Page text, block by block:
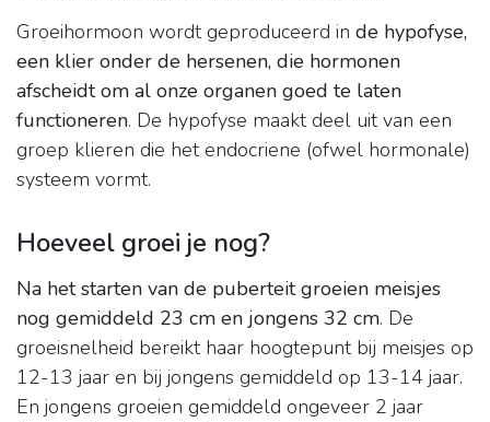
Groeihormoon wordt geproduceerd in de hypofyse,
een klier onder de hersenen, die hormonen
afscheidt om al onze organen goed te laten
functioneren. De hypofyse maakt deel uit van een
groep klieren die het endocriene (ofwel hormonale)
systeem vormt.
Hoeveel groei je nog?
Na het starten van de puberteit groeien meisjes
nog gemiddeld 23 cm en jongens 32 cm. De
groeisnelheid bereikt haar hoogtepunt bij meisjes op
12-13 jaar en bij jongens gemiddeld op 13-14 jaar.
En jongens groeien gemiddeld ongeveer 2 jaar